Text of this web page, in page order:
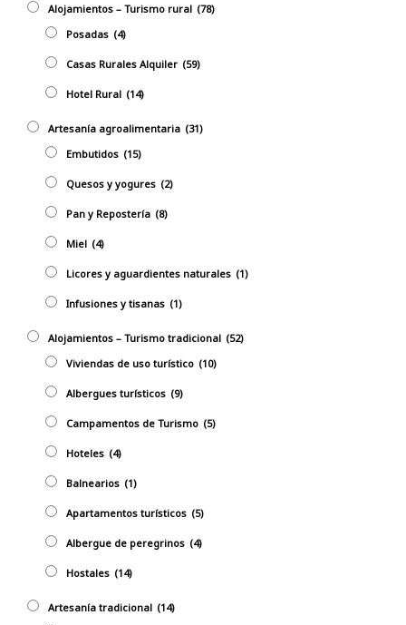
Alojamientos – Turismo rural (78)
Posadas (4)
Casas Rurales Alquiler (59)
Hotel Rural (14)
Artesanía agroalimentaria (31)
Embutidos (15)
Quesos y yogures (2)
Pan y Repostería (8)
Miel (4)
Licores y aguardientes naturales (1)
Infusiones y tisanas (1)
Alojamientos – Turismo tradicional (52)
Viviendas de uso turístico (10)
Albergues turísticos (9)
Campamentos de Turismo (5)
Hoteles (4)
Balnearios (1)
Apartamentos turísticos (5)
Albergue de peregrinos (4)
Hostales (14)
Artesaní­a tradicional (14)